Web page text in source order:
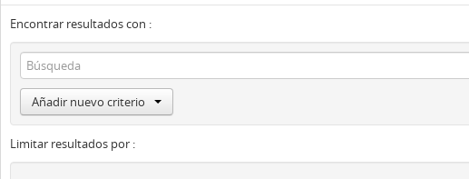
Encontrar resultados con :
Añadir nuevo criterio
Limitar resultados por :